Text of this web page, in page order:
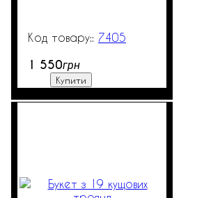
7405
1 550грн
Купити